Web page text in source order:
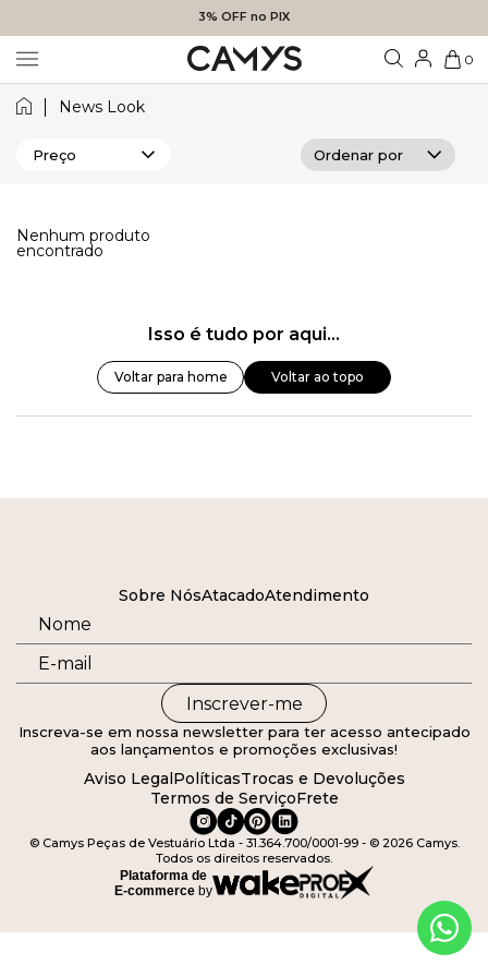
3% OFF no PIX
0
News Look
Preço
Nenhum produto
encontrado
Isso é tudo por aqui...
Voltar para home Voltar ao topo
Sobre NósAtacadoAtendimento
Inscrever-me
Inscreva-se em nossa newsletter para ter acesso antecipado
aos lançamentos e promoções exclusivas!
Aviso LegalPolíticasTrocas e Devoluções
Termos de ServiçoFrete
© Camys Peças de Vestuário Ltda - 31.364.700/0001-99 - © 2026 Camys.
Todos os direitos reservados.
Plataforma de
E-commerce by